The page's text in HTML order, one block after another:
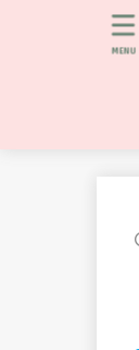
MENU